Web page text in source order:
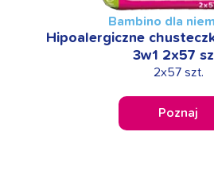
Bambino dla
Hipoalergiczne
3w1 2x57
2x57 szt.
Poznaj